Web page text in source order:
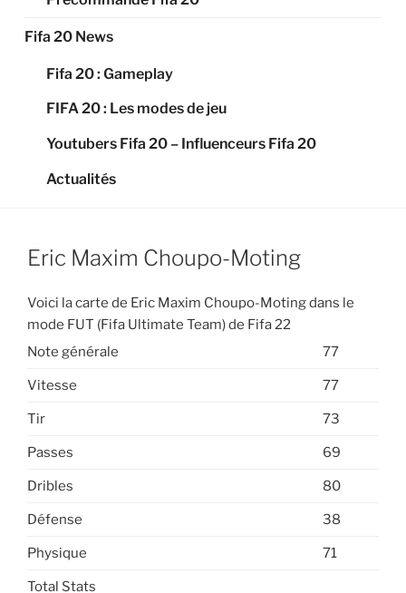
Fifa 20 News
Fifa 20 : Gameplay
FIFA 20 : Les modes de jeu
Youtubers Fifa 20 – Influenceurs Fifa 20
Actualités
Eric Maxim Choupo-Moting
Voici la carte de Eric Maxim Choupo-Moting dans le
mode FUT (Fifa Ultimate Team) de Fifa 22
Note générale
77
Vitesse 77
Tir 73
Passes 69
Dribles 80
Défense 38
Physique 71
Total Stats